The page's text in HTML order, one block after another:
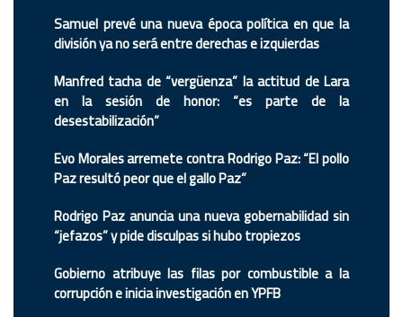
Samuel prevé una nueva época política en que la
división ya no será entre derechas e izquierdas
Manfred tacha de “vergüenza” la actitud de Lara
en la sesión de honor: “es parte de la
desestabilización”
Evo Morales arremete contra Rodrigo Paz: “El pollo
Paz resultó peor que el gallo Paz”
Rodrigo Paz anuncia una nueva gobernabilidad sin
“jefazos” y pide disculpas si hubo tropiezos
Gobierno atribuye las filas por combustible a la
corrupción e inicia investigación en YPFB